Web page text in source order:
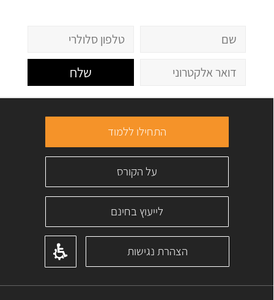
שלח
התחילו ללמוד
על הקורס
לייעוץ בחינם
הצהרת נגישות